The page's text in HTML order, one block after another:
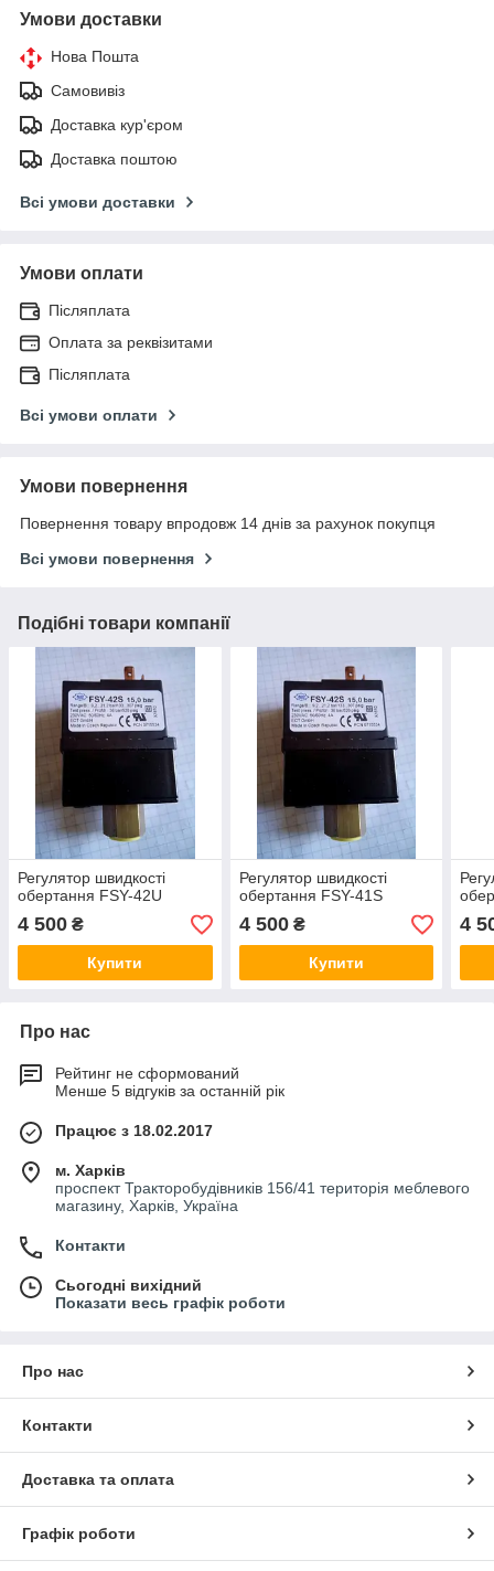
Умови доставки
Нова Пошта
Самовивіз
Доставка кур'єром
Доставка поштою
Всі умови доставки
Умови оплати
Післяплата
Оплата за реквізитами
Післяплата
Всі умови оплати
Умови повернення
Повернення товару впродовж 14 днів за рахунок покупця
Всі умови повернення
Подібні товари компанії
Регулятор швидкості
обертання FSY-42U
4 500 ₴
Купити
Регулятор швидкості
обертання FSY-41S
4 500₴
Купити
4
Про нас
Рейтинг не сформований
Менше 5 відгуків за останній рік
Працює з 18.02.2017
м. Харків
проспект Тракторобудівників 156/41 територія меблевого
магазину, Харків, Україна
Контакти
Сьогодні вихідний
Показати весь графік роботи
Про нас
Контакти
Доставка та оплата
Графік роботи